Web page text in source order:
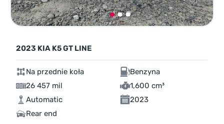
2023 KIA K5 GT LINE
Na przednie koła
Benzyna
26 457 mil
1,600 cm³
Automatic
2023
Rear end